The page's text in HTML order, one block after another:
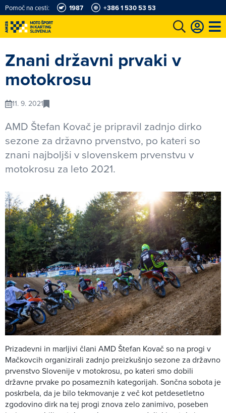
Pomoč na cesti: 1987 +386 1 530 53 53
Znani državni prvaki v
motokrosu
11. 9. 2021
AMD Štefan Kovač je pripravil zadnjo dirko
sezone za državno prvenstvo, po kateri so
znani najboljši v slovenskem prvenstvu v
motokrosu za leto 2021.
Prizadevni in marljivi člani AMD Štefan Kovač so na progi v
Mačkovcih organizirali zadnjo preizkušnjo sezone za državno
prvenstvo Slovenije v motokrosu, po kateri smo dobili
državne prvake po posameznih kategorijah. Sončna sobota je
poskrbela, da je bilo tekmovanje z več kot petdesetletno
zgodovino dirk na tej progi znova zelo zanimivo, poseben